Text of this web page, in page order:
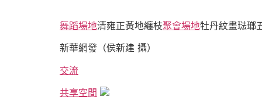
舞蹈場地清雍正黃地纏枝聚會場地牡丹紋畫琺瑯
新華網發（侯新建 攝）
交流
共享空間